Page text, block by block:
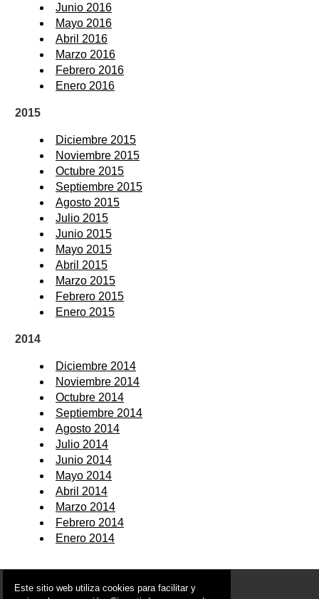
Junio 2016
Mayo 2016
Abril 2016
Marzo 2016
Febrero 2016
Enero 2016
2015
Diciembre 2015
Noviembre 2015
Octubre 2015
Septiembre 2015
Agosto 2015
Julio 2015
Junio 2015
Mayo 2015
Abril 2015
Marzo 2015
Febrero 2015
Enero 2015
2014
Diciembre 2014
Noviembre 2014
Octubre 2014
Septiembre 2014
Agosto 2014
Julio 2014
Junio 2014
Mayo 2014
Abril 2014
Marzo 2014
Febrero 2014
Enero 2014
© 2006 - 2026 Portal de Librilla Noticias
Este sitio web utiliza cookies para facilitar y